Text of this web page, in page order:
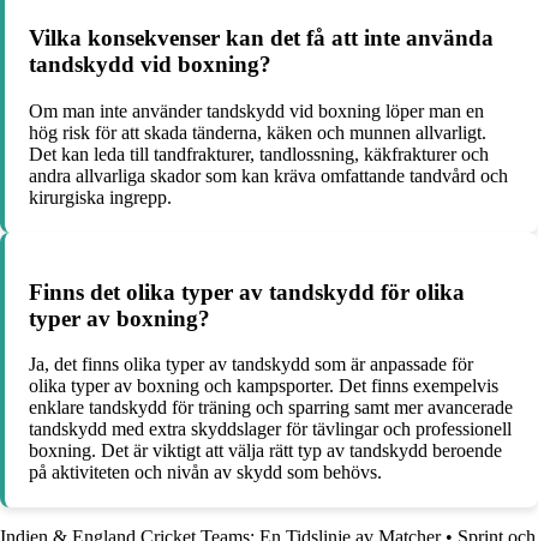
Vilka konsekvenser kan det få att inte använda
tandskydd vid boxning?
Om man inte använder tandskydd vid boxning löper man en
hög risk för att skada tänderna, käken och munnen allvarligt.
Det kan leda till tandfrakturer, tandlossning, käkfrakturer och
andra allvarliga skador som kan kräva omfattande tandvård och
kirurgiska ingrepp.
Finns det olika typer av tandskydd för olika
typer av boxning?
Ja, det finns olika typer av tandskydd som är anpassade för
olika typer av boxning och kampsporter. Det finns exempelvis
enklare tandskydd för träning och sparring samt mer avancerade
tandskydd med extra skyddslager för tävlingar och professionell
boxning. Det är viktigt att välja rätt typ av tandskydd beroende
på aktiviteten och nivån av skydd som behövs.